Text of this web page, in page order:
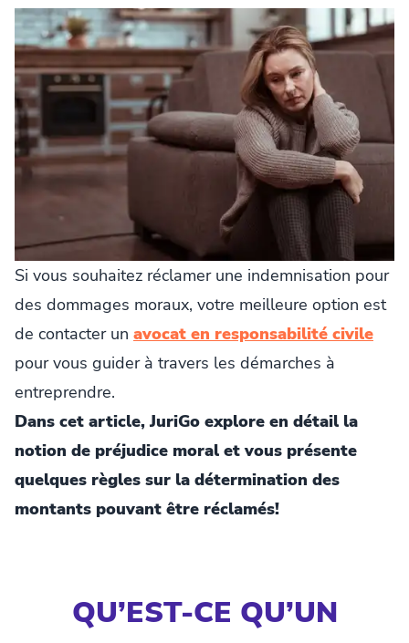
Si vous souhaitez réclamer une indemnisation pour
des dommages moraux, votre meilleure option est
de contacter un avocat en responsabilité civile
pour vous guider à travers les démarches à
entreprendre.
Dans cet article, JuriGo explore en détail la
notion de préjudice moral et vous présente
quelques règles sur la détermination des
montants pouvant être réclamés!
QU’EST-CE QU’UN